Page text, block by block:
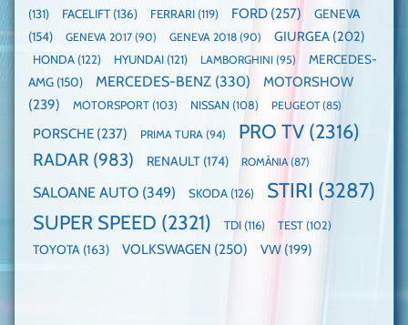
(131)
FACELIFT (136) FERRARI (119) FORD (257)
GENEVA
(154)
GENEVA 2017 (90) GENEVA 2018 (90) GIURGEA (202)
HONDA (122) HYUNDAI (121) LAMBORGHINI (95)
MERCEDES-
AMG (150) MERCEDES-BENZ (330)
MOTORSHOW
(239)
MOTORSPORT (103) NISSAN (108) PEUGEOT(85)
PORSCHE (237) PRIMA TURA (94) PRO TV (2316)
RADAR (983) RENAULT (174) ROMÂNIA (87)
SALOANE AUTO (349) SKODA (126) STIRI (3287)
SUPER SPEED (2321) TDI (116) TEST (102)
TOYOTA (163) VOLKSWAGEN (250) VW (199)